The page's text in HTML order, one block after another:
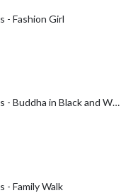
- Fashion Girl
Peinture par numéros - Buddha in Black and White
- Family Walk